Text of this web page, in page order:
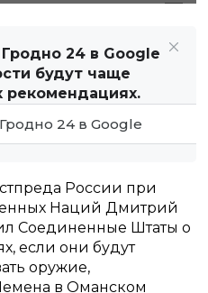
24 в Google
будут чаще
рекомендациях.
24 в Google
России при
Наций Дмитрий
Соединенные Штаты о
если они будут
оружие,
в Оманском